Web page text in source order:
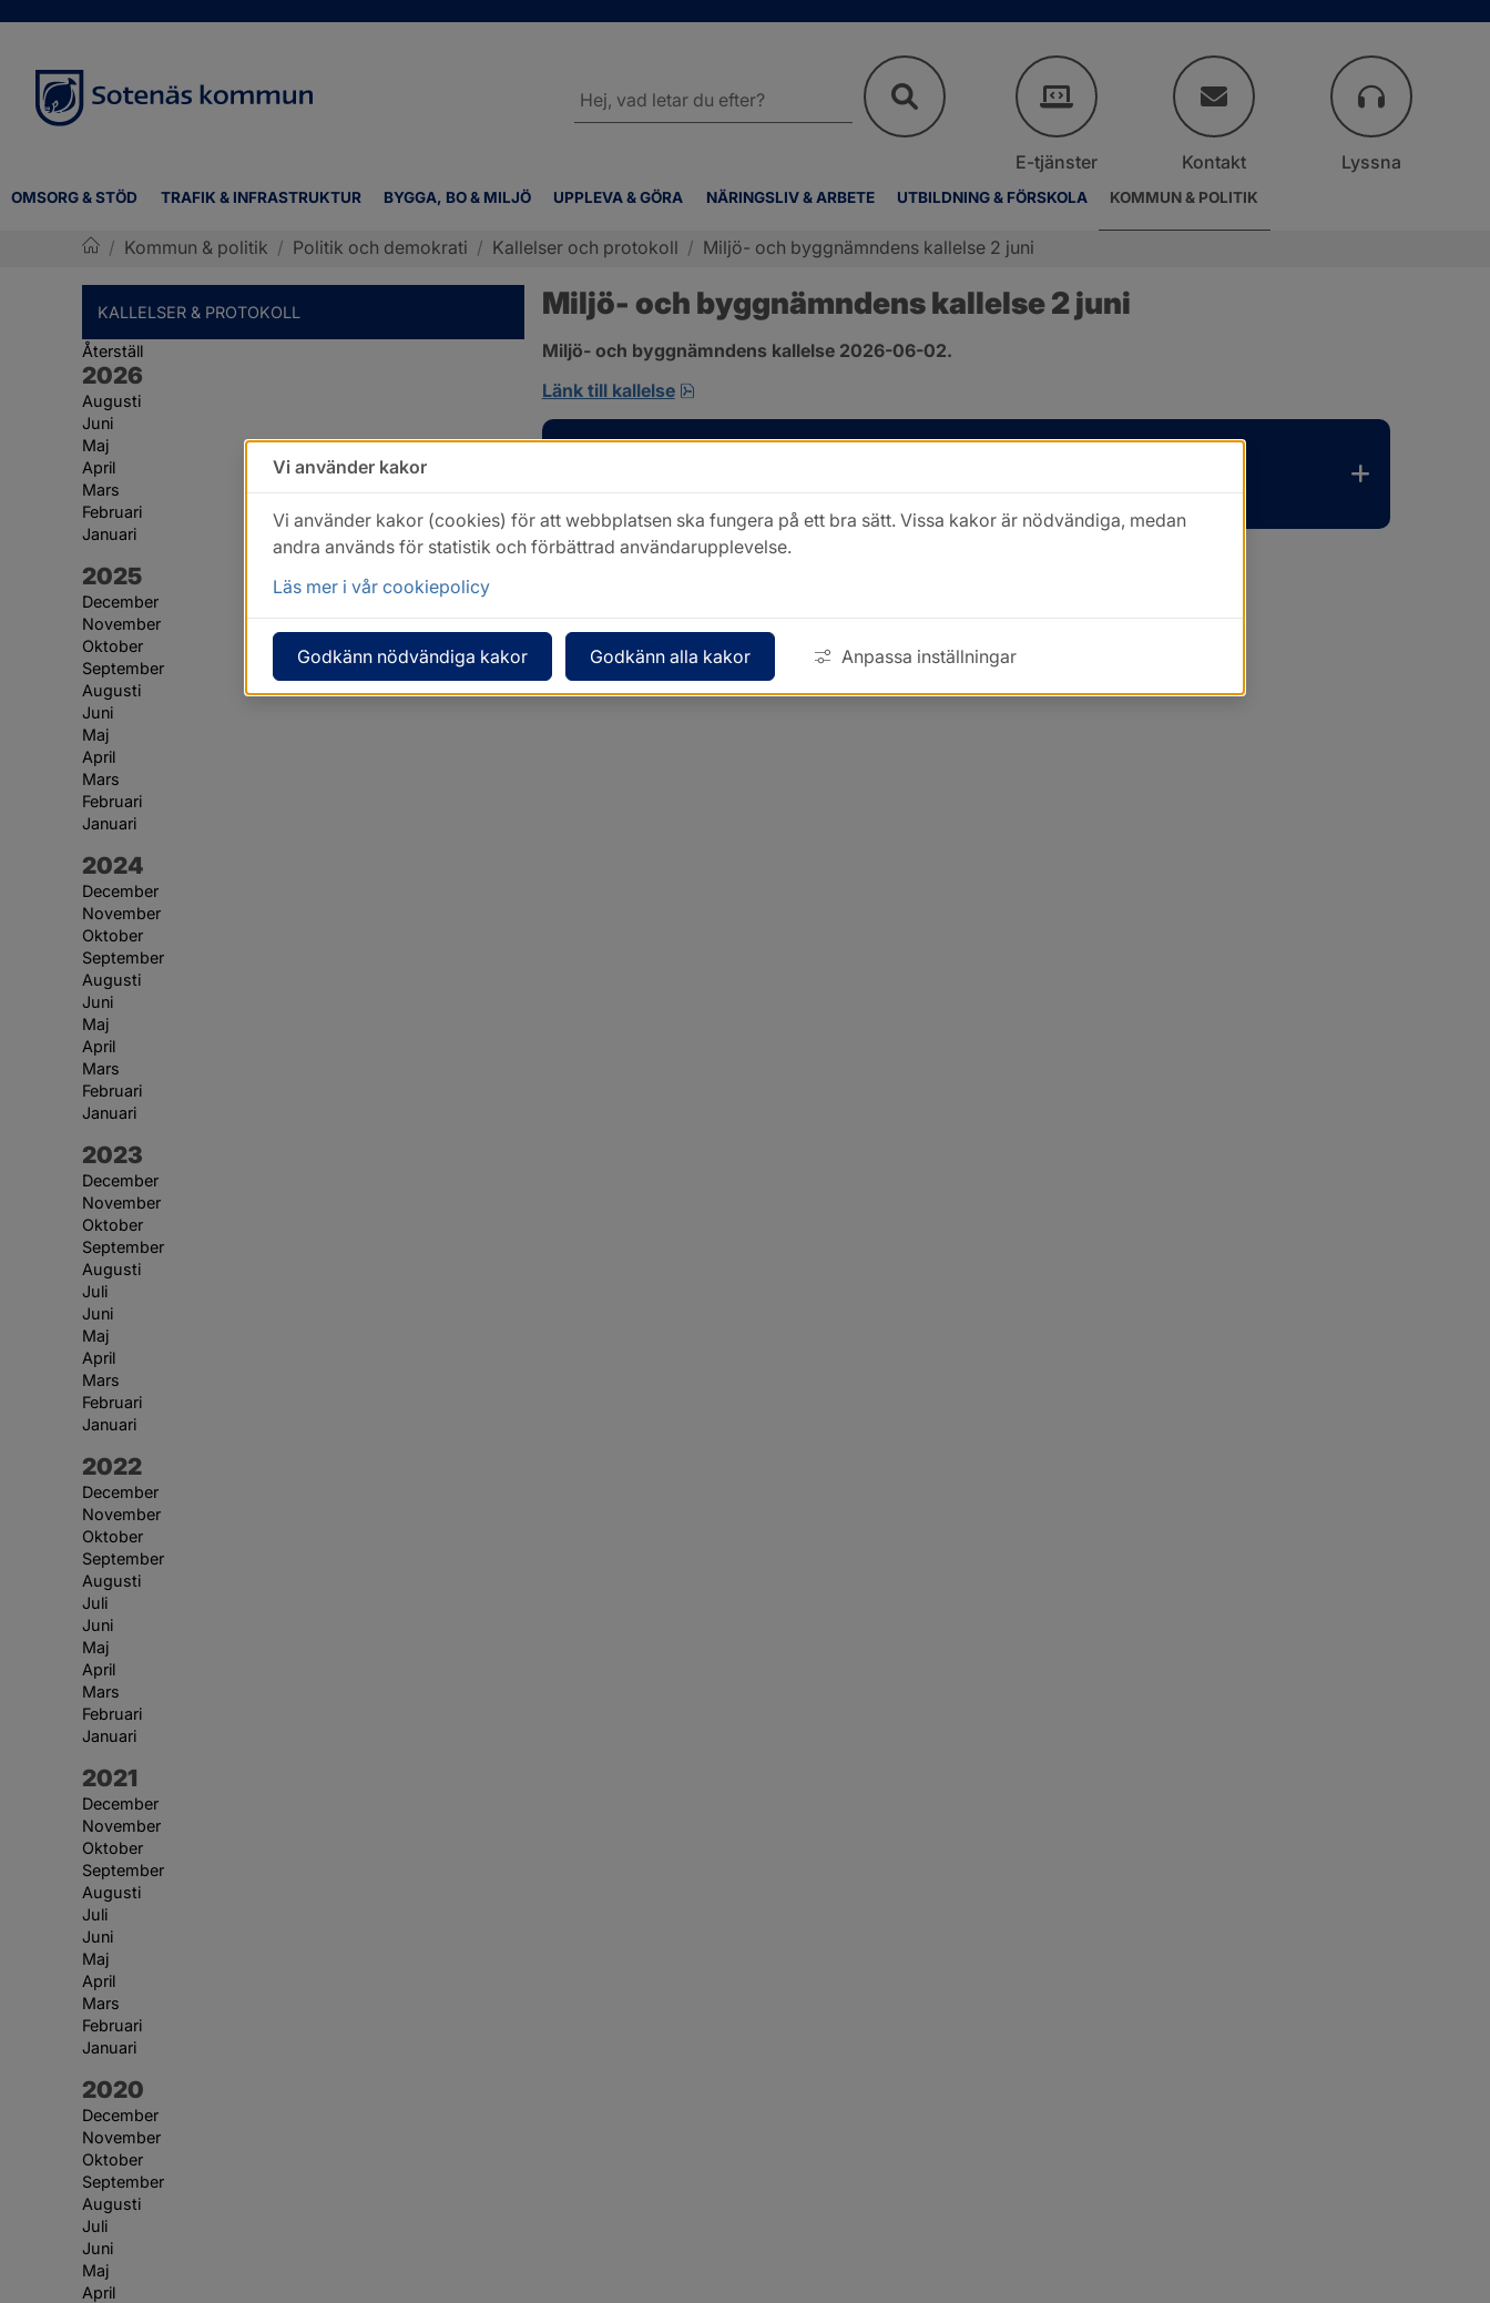
OMSORG & STÖD TRAFIK & INFRASTRUKTUR BYGGA, BO & MILJÖ UPPLEVA & GÖRA NÄRINGSLIV & ARBETE UTBILDNING & FÖRSKOLA KOMMUN & POLITIK
webbplatsen
E-tjänster Kontakt Lyssna
/ Kommun & politik / Politik och demokrati / Kallelser och protokoll / Miljö- och byggnämndens kallelse 2 juni
KALLELSER & PROTOKOLL
Återställ
År:
2026
Augusti
Juni
Maj
April
Mars
Februari
Januari
År:
2025
December
November
Oktober
September
Augusti
Juni
Maj
April
Mars
Februari
Januari
År:
2024
December
November
Oktober
September
Augusti
Juni
Maj
April
Mars
Februari
Januari
År:
2023
December
November
Oktober
September
Augusti
Juli
Juni
Maj
April
Mars
Februari
Januari
År:
2022
December
November
Oktober
September
Augusti
Juli
Juni
Maj
April
Mars
Februari
Januari
År:
2021
December
November
Oktober
September
Augusti
Juli
Juni
Maj
April
Mars
Februari
Januari
År:
2020
December
November
Oktober
September
Augusti
Juli
Juni
Maj
April
Miljö- och byggnämndens kallelse 2 juni
Miljö- och byggnämndens kallelse 2026-06-02.
Länk till kallelse
pdf, 167.4 kB, öppnas i nytt fönster.
Vi använder kakor
Vi använder kakor (cookies) för att webbplatsen ska fungera på ett bra sätt. Vissa kakor är nödvändiga, medan
andra används för statistik och förbättrad användarupplevelse.
Läs mer i vår cookiepolicy
Godkänn nödvändiga kakor Godkänn alla kakor Anpassa inställningar